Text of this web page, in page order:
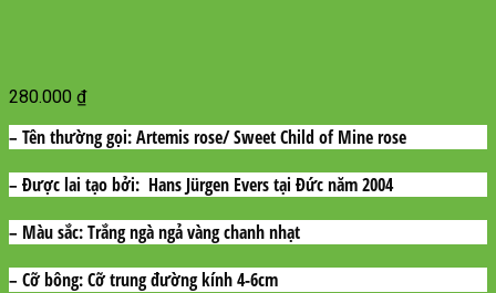
280.000 ₫
– Tên thường gọi:Artemis rose/ Sweet Child of Mine rose
– Được lai tạo bởi: Hans Jürgen Evers tại Đức năm 2004
– Màu sắc:Trắng ngà ngả vàng chanh nhạt
– Cỡ bông:Cỡ trung đường kính 4-6cm